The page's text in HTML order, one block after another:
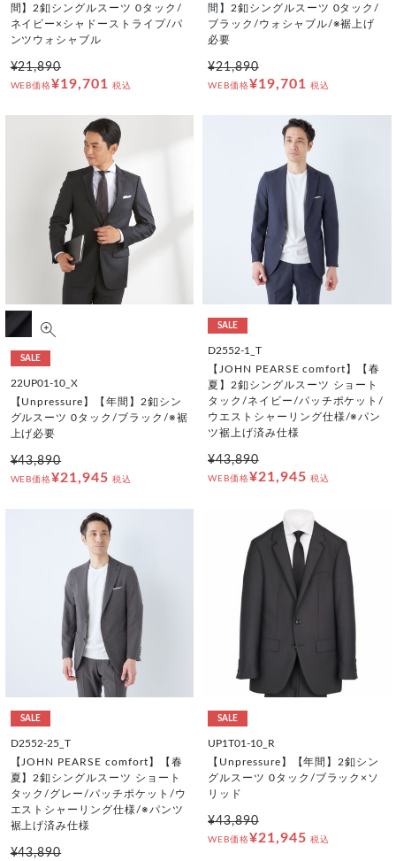
間】2釦シングルスーツ 0タック/
ネイビー×シャドーストライプ/パ
ンツウォシャブル
¥21,890
WEB価格¥19,701 税込
間】2釦シングルスーツ 0タック/
ブラック/ウォシャブル/※裾上げ
必要
¥21,890
WEB価格¥19,701 税込
SALE
22UP01-10_X
【Unpressure】【年間】2釦シン
グルスーツ 0タック/ブラック/※裾
上げ必要
¥43,890
WEB価格¥21,945 税込
SALE
D2552-1_T
【JOHN PEARSE comfort】【春
夏】2釦シングルスーツ ショート
タック/ネイビー/パッチポケット/
ウエストシャーリング仕様/※パン
ツ裾上げ済み仕様
¥43,890
WEB価格¥21,945 税込
SALE
D2552-25_T
【JOHN PEARSE comfort】【春
夏】2釦シングルスーツ ショート
タック/グレー/パッチポケット/ウ
エストシャーリング仕様/※パンツ
裾上げ済み仕様
¥43,890
SALE
UP1T01-10_R
【Unpressure】【年間】2釦シン
グルスーツ 0タック/ブラック×ソ
リッド
¥43,890
WEB価格¥21,945 税込